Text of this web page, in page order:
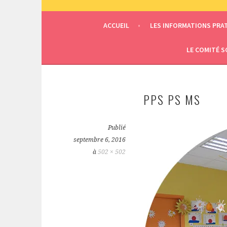
ECOLE SAINT
ACCUEIL LES INFORMATIONS
LE COMITÉ
PPS PS MS
Publié
septembre 6, 2016
à 502 × 502